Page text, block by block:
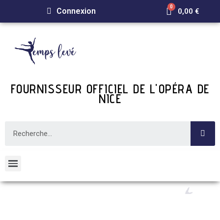
Connexion 0,00 €
FOURNISSEUR OFFICIEL DE L'OPÉRA DE
NICE